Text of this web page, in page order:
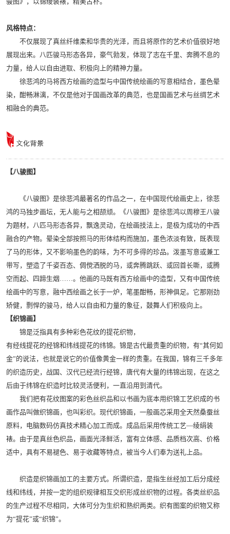
风格特点：
不仅展现了真丝纤维柔和华贵的光泽，而且将原作的艺术价值很好地
展现出来。八匹骏马形态各异，豪气勃发，体现了志在千里、奔腾不息的
力量，给人以自由进取、积极向上的精神力量。
徐悲鸿的马将西方绘画的造型与中国传统绘画的写意相结合，墨色晕
染，酣畅淋漓，不仅是他对于国画改革的典范，也是国画艺术与丝绸艺术
相融合的典范。
【八骏图】
《八骏图》是徐悲鸿最著名的作品之一，在中国现代绘画史上，徐悲
鸿的马独步画坛，无人能与之相颉颃。《八骏图》是徐悲鸿以周穆王八骏
为题材，八匹马形态各异，飘逸灵动，在绘画技法上，是极为成功的中西
融合的产物。晕染全部按照马的形体结构而施加，墨色浓淡有致，既表现
了马的形体，又不影响墨色的韵味，为不可多得的珍品。泼墨写意或兼工
带写，塑造了千姿百态、倜傥洒脱的马，或奔腾跳跃、或回首长嘶，或腾
空而起、四蹄生烟……。他画的马既有西方绘画中的造型，又有中国传统
绘画中的写意，融中西绘画之长于一炉，笔墨酣畅，形神俱足。它那刚劲
矫健，剽悍的骏马，给人以自由和力量的象征，鼓舞人们积极向上。
【织锦画】
锦是泛指具有多种彩色花纹的提花织物，
有经线提花的经锦和纬线提花的纬锦。锦是古代最贵重的织物，有“其何如
金”的说法，也就是说它的价值像黄金一样的贵重。在我国，锦有三千多年
的织造历史，战国、汉代已经流行经锦，唐代有大量的纬锦出现，在这之
后由于纬锦在织造时比较灵活便利，一直沿用到清代。
我们把有花纹图案的彩色丝织品和以书画为底本用织锦工艺织成的书
画作品叫做织锦画，也叫彩织。现代织锦画，一般画芯采用全天然桑蚕丝
原料，电脑数码仿真技术精心加工而成。成品后采用传统工艺—绫绢装
裱。由于是真丝色织品，画面光泽鲜活，富有立体感、品质档次高、价格
适中，具有不易褪色、易于收藏等特点，被当今人们奉为送礼上品。
织造是织锦画加工的主要方式。所谓织造，是指生丝经加工后分成经
线和纬线，并按一定的组织规律相互交织形成丝织物的过程。各类丝织品
的生产过程不尽相同，大体可分为生织和熟织两类。织有图案的织物又称
为“提花”或“织锦”。